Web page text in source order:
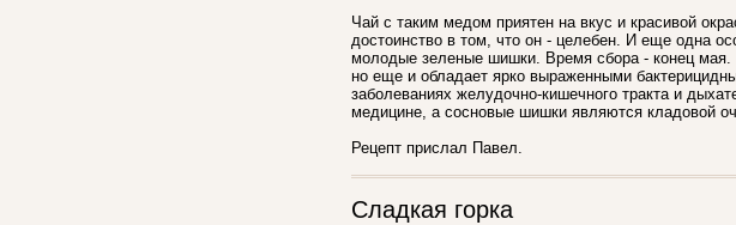
Чай с таким медом приятен на вкус и красивой
достоинство в том, что он - целебен. И еще одна
молодые зеленые шишки. Время сбора - конец мая.
но еще и обладает ярко выраженными
заболеваниях желудочно-кишечного тракта и
медицине, а сосновые шишки являются кладовой
Рецепт прислал Павел.
Сладкая горка